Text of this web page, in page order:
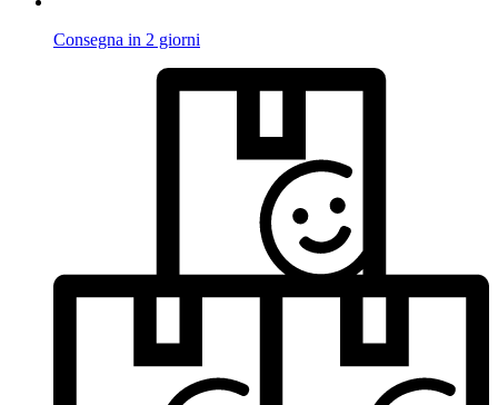
Consegna in 2 giorni